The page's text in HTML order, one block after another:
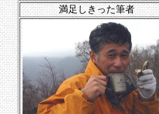
満足しきった筆者